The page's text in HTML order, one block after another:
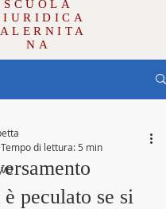
SCUOLA
NA
è peculato se si
Tempo di lettura: 5 min